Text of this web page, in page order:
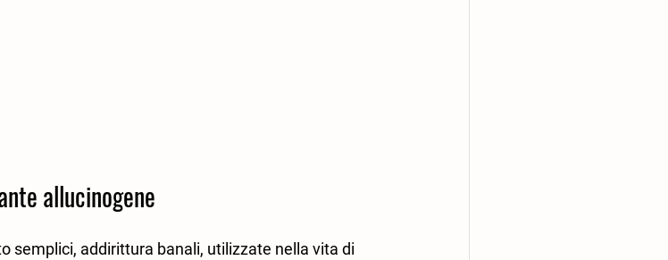
allucinogene
semplici, addirittura banali, utilizzate nella vita di